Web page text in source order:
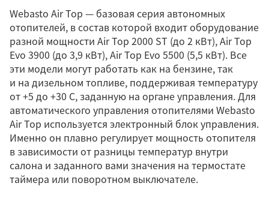
Webasto Air Top — базовая серия автономных
отопителей, в состав которой входит оборудование
разной мощности Air Top 2000 ST (до 2 кВт), Air Top
Evo 3900 (до 3,9 кВт), Air Top Evo 5500 (5,5 кВт). Все
эти модели могут работать как на бензине, так
и на дизельном топливе, поддерживая температуру
от +5 до +30 С, заданную на органе управления. Для
автоматического управления отопителями Webasto
Air Top используется электронный блок управления.
Именно он плавно регулирует мощность отопителя
в зависимости от разницы температур внутри
салона и заданного вами значения на термостате
таймера или поворотном выключателе.